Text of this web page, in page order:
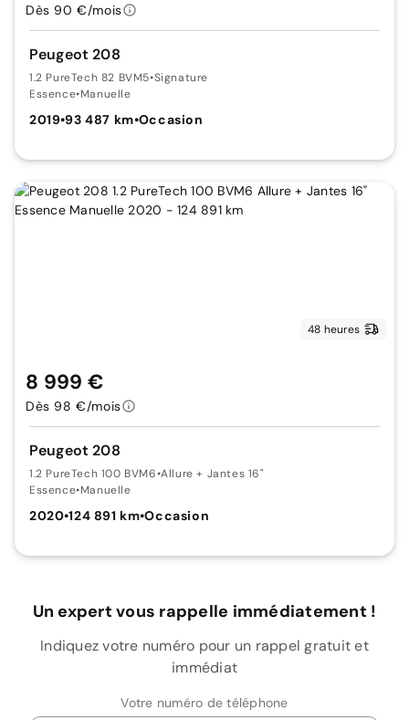
Peugeot 208
1.2 PureTech 82 BVM5•Signature
Essence•Manuelle
2019•93 487 km•Occasion
Dès 90 €/mois
48 heures
Peugeot 208
1.2 PureTech 100 BVM6•Allure + Jantes 16"
Essence•Manuelle
2020•124 891 km•Occasion
8 999 €
Dès 98 €/mois
Un expert vous rappelle immédiatement !
Indiquez votre numéro pour un rappel gratuit et
immédiat
Votre numéro de téléphone